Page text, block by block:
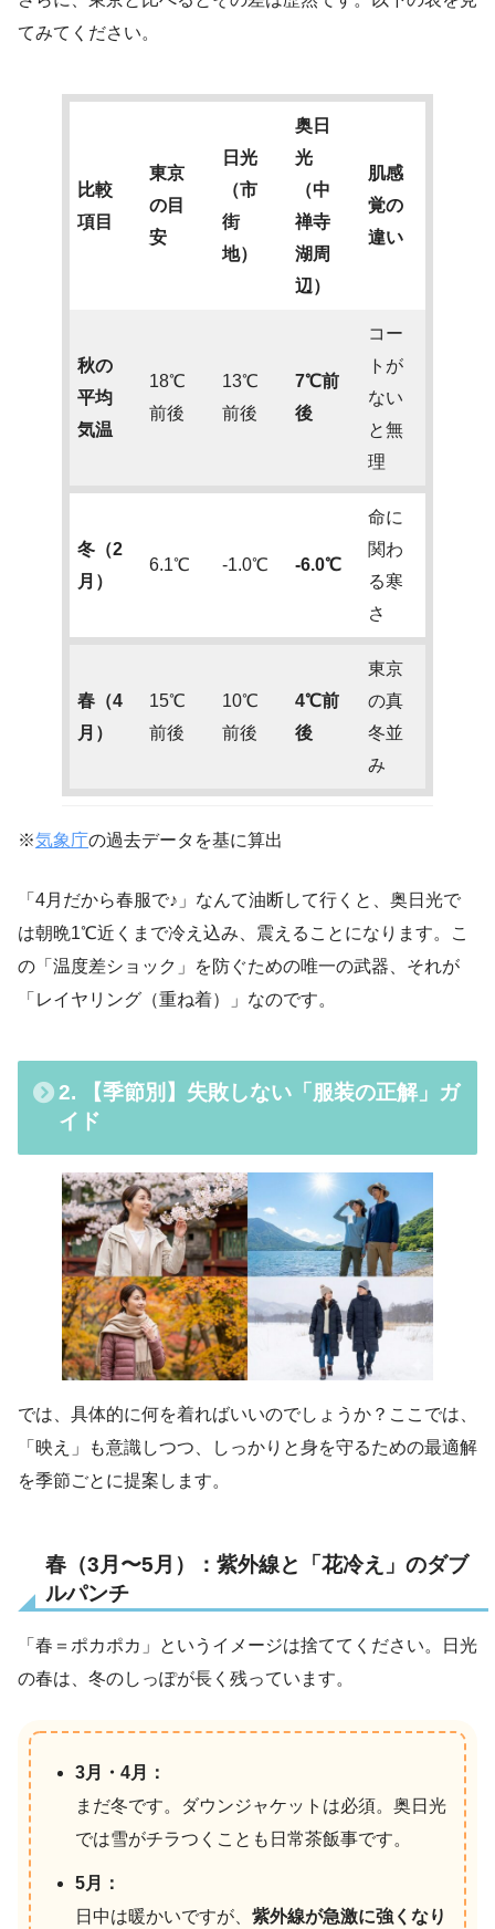
てみてください。
比較
項目
東京
の目
安
日光
（市
街
地）
奥日
光
（中
禅寺
湖周
辺）
肌感
覚の
違い
秋の
平均
気温
18℃
前後
13℃
前後
7℃前
後
コー
トが
ない
と無
理
冬（2
月）
6.1℃ -1.0℃ -6.0℃
命に
関わ
る寒
さ
春（4
月）
15℃
前後
10℃
前後
4℃前
後
東京
の真
冬並
み
※気象庁の過去データを基に算出
「4月だから春服で♪」なんて油断して行くと、奥日光で
は朝晩1℃近くまで冷え込み、震えることになります。こ
の「温度差ショック」を防ぐための唯一の武器、それが
「レイヤリング（重ね着）」なのです。
2. 【季節別】失敗しない「服装の正解」ガ
イド
では、具体的に何を着ればいいのでしょうか？ここでは、
「映え」も意識しつつ、しっかりと身を守るための最適解
を季節ごとに提案します。
春（3月〜5月）：紫外線と「花冷え」のダブ
ルパンチ
「春＝ポカポカ」というイメージは捨ててください。日光
の春は、冬のしっぽが長く残っています。
3月・4月：
まだ冬です。ダウンジャケットは必須。奥日光
では雪がチラつくことも日常茶飯事です。
5月：
日中は暖かいですが、 紫外線が急激に強くなり